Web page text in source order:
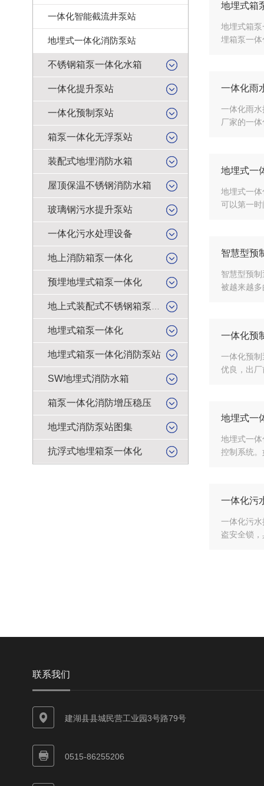
一体化智能截流井泵站
地埋式一体化消防泵站
不锈钢箱泵一体化水箱
一体化提升泵站
一体化预制泵站
箱泵一体化无浮泵站
装配式地埋消防水箱
屋顶保温不锈钢消防水箱
玻璃钢污水提升泵站
一体化污水处理设备
地上消防箱泵一体化
预埋地埋式箱泵一体化
地埋式箱泵一体化
地埋式箱泵一体化消防泵站
SW地埋式消防水箱
箱泵一体化消防增压稳压
地埋式消防泵站图集
抗浮式地埋箱泵一体化
地埋式箱
地埋式箱
埋箱泵一
一体化雨
一体化雨
厂家的一
地埋式一
地埋式一
可以第一
智慧型预
智慧型预
被越来越
一体化预
一体化预
优良，出
地埋式一
地埋式一
控制系统
一体化污
一体化污
盗安全锁
联系我们
建湖县县城民营工业园3号路79号
0515-86255206